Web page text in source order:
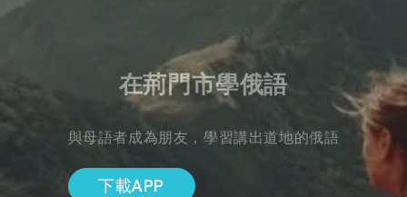
在荊門市學俄語
與母語者成為朋友，學習講出道地的俄語
下載APP